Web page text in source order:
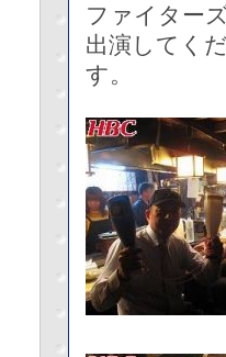
ファイター
出演してく
す。